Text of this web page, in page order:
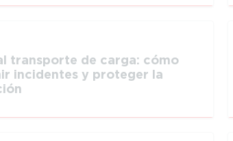
transporte de carga: cómo
incidentes y proteger la